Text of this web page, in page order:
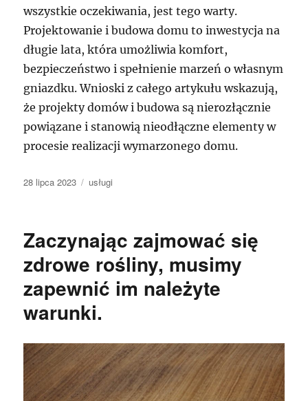
wszystkie oczekiwania, jest tego warty.
Projektowanie i budowa domu to inwestycja na
długie lata, która umożliwia komfort,
bezpieczeństwo i spełnienie marzeń o własnym
gniazdku. Wnioski z całego artykułu wskazują,
że projekty domów i budowa są nierozłącznie
powiązane i stanowią nieodłączne elementy w
procesie realizacji wymarzonego domu.
Data
28 lipca 2023 Kategorie
usługi
Zaczynając zajmować się
zdrowe rośliny, musimy
zapewnić im należyte
warunki.